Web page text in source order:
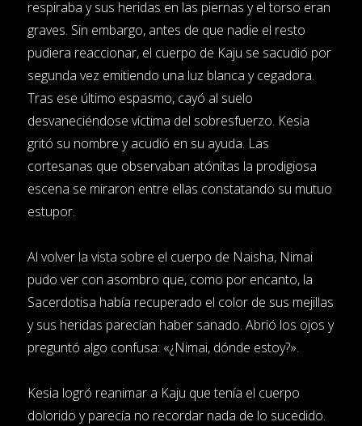
respiraba y sus heridas en las piernas y el torso eran
graves. Sin embargo, antes de que nadie el resto
pudiera reaccionar, el cuerpo de Kaju se sacudió por
segunda vez emitiendo una luz blanca y cegadora.
Tras ese último espasmo, cayó al suelo
desvaneciéndose víctima del sobresfuerzo. Kesia
gritó su nombre y acudió en su ayuda. Las
cortesanas que observaban atónitas la prodigiosa
escena se miraron entre ellas constatando su mutuo
estupor.
Al volver la vista sobre el cuerpo de Naisha, Nimai
pudo ver con asombro que, como por encanto, la
Sacerdotisa había recuperado el color de sus mejillas
y sus heridas parecían haber sanado. Abrió los ojos y
preguntó algo confusa: «¿Nimai, dónde estoy?».
Kesia logró reanimar a Kaju que tenía el cuerpo
dolorido y parecía no recordar nada de lo sucedido.